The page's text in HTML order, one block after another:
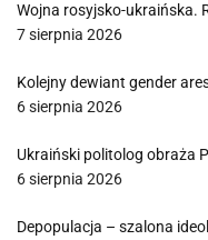
Wojna rosyjsko-ukraińska.
7 sierpnia 2026
Kolejny dewiant gender
6 sierpnia 2026
Ukraiński politolog obraża
6 sierpnia 2026
Depopulacja – szalona